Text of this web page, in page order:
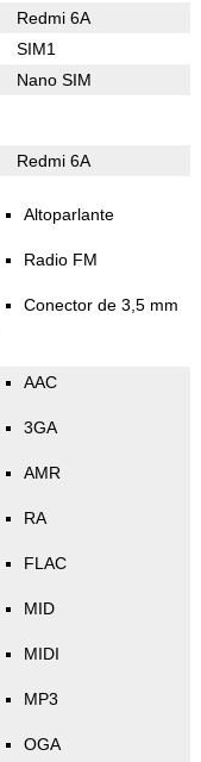
Redmi 6A
SIM1
Nano SIM
Redmi 6A
Altoparlante
Radio FM
Conector de 3,5 mm
AAC
3GA
AMR
RA
FLAC
MID
MIDI
MP3
OGA